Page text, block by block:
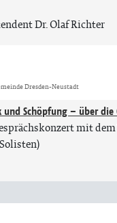
Dr. Olaf Richter
Dresden-Neustadt
Schöpfung – über die
mit